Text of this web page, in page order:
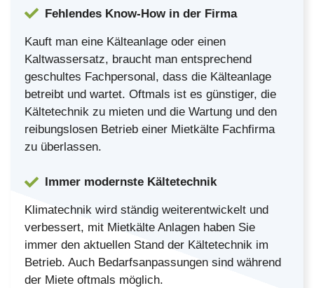
Fehlendes Know-How in der Firma
Kauft man eine Kälteanlage oder einen
Kaltwassersatz, braucht man entsprechend
geschultes Fachpersonal, dass die Kälteanlage
betreibt und wartet. Oftmals ist es günstiger, die
Kältetechnik zu mieten und die Wartung und den
reibungslosen Betrieb einer Mietkälte Fachfirma
zu überlassen.
Immer modernste Kältetechnik
Klimatechnik wird ständig weiterentwickelt und
verbessert, mit Mietkälte Anlagen haben Sie
immer den aktuellen Stand der Kältetechnik im
Betrieb. Auch Bedarfsanpassungen sind während
der Miete oftmals möglich.